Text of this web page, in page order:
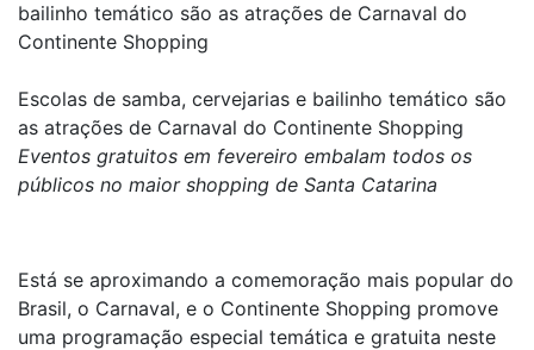
bailinho temático são as atrações de Carnaval do
Continente Shopping
Escolas de samba, cervejarias e bailinho temático são
as atrações de Carnaval do Continente Shopping
Eventos gratuitos em fevereiro embalam todos os
públicos no maior shopping de Santa Catarina
Está se aproximando a comemoração mais popular do
Brasil, o Carnaval, e o Continente Shopping promove
uma programação especial temática e gratuita neste